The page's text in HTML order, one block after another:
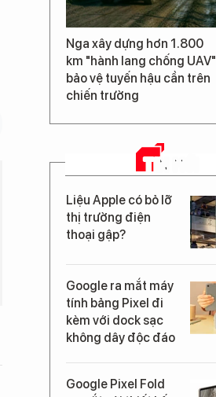
Nga xây dựng hơn 1.800
km "hành lang chống UAV"
bảo vệ tuyến hậu cần trên
chiến trường
TIN MỚI
Liệu Apple có bỏ lỡ
thị trường điện
thoại gập?
Google ra mắt máy
tính bảng Pixel đi
kèm với dock sạc
không dây độc đáo
Google Pixel Fold